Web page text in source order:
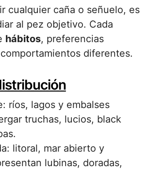
cualquier caña o señuelo, es
al pez objetivo. Cada
hábitos, preferencias
diferentes.
ríos, lagos y embalses
truchas, lucios, black
litoral, mar abierto y
lubinas, doradas,